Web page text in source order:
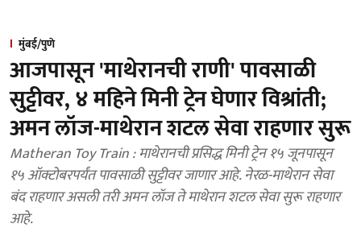
मुंबई/पुणे
आजपासून 'माथेरानची राणी' पावसाळी
सुट्टीवर, ४ महिने मिनी ट्रेन घेणार विश्रांती;
अमन लॉज-माथेरान शटल सेवा राहणार सुरू
Matheran Toy Train : माथेरानची प्रसिद्ध मिनी ट्रेन १५ जूनपासून
१५ ऑक्टोबरपर्यंत पावसाळी सुट्टीवर जाणार आहे. नेरळ-माथेरान सेवा
बंद राहणार असली तरी अमन लॉज ते माथेरान शटल सेवा सुरू राहणार
आहे.